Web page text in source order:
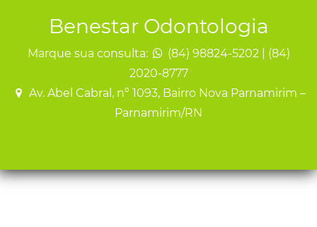
Benestar Odontologia
Marque sua consulta:
(84) 98824-5202 | (84)
2020-8777
Av. Abel Cabral, nº 1093, Bairro Nova Parnamirim –
Parnamirim/RN